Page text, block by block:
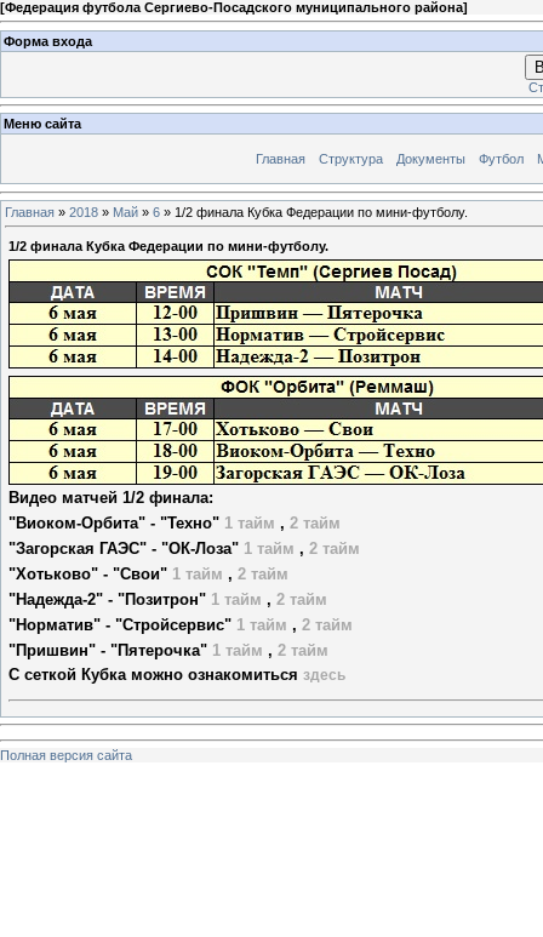
[Федерация футбола Сергиево-Посадского муниципального района]
Форма входа
Меню сайта
Главная Структура Документы Футбол
Главная » 2018 » Май » 6 » 1/2 финала Кубка Федерации по мини-футболу.
1/2 финала Кубка Федерации по мини-футболу.
Видео матчей 1/2 финала:
"Виоком-Орбита" - "Техно" 1 тайм , 2 тайм
"Загорская ГАЭС" - "ОК-Лоза" 1 тайм , 2 тайм
"Хотьково" - "Свои" 1 тайм , 2 тайм
"Надежда-2" - "Позитрон" 1 тайм , 2 тайм
"Норматив" - "Стройсервис" 1 тайм , 2 тайм
"Пришвин" - "Пятерочка" 1 тайм , 2 тайм
С сеткой Кубка можно ознакомиться здесь
Полная версия сайта